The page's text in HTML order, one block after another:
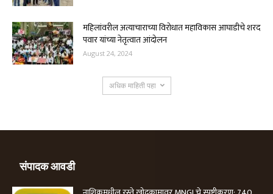
महिलांवरील अत्याचाराच्या विरोधात महाविकास आघाडीचे शरद
पवार यांच्या नेतृत्वात आंदोलन
August 24, 2024
अधिक माहिती पहा
संपादक आवडी